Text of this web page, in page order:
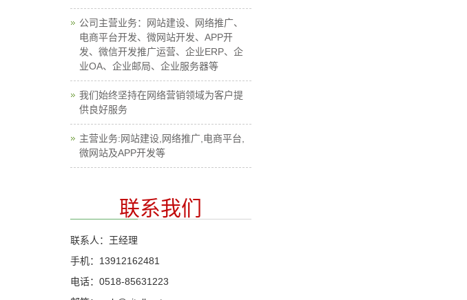
公司主营业务：网站建设、网络推广、
电商平台开发、微网站开发、APP开
发、微信开发推广运营、企业ERP、企
业OA、企业邮局、企业服务器等
我们始终坚持在网络营销领域为客户提
供良好服务
主营业务:网站建设,网络推广,电商平台,
微网站及APP开发等
联系我们
联系人：王经理
手机：13912162481
电话：0518-85631223